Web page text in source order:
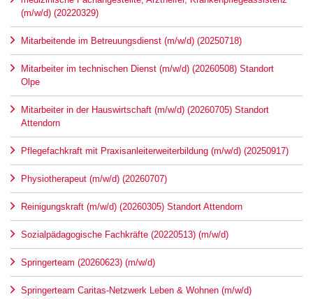
(m/w/d) (20220329)
Mitarbeitende im Betreuungsdienst (m/w/d) (20250718)
Mitarbeiter im technischen Dienst (m/w/d) (20260508) Standort
Olpe
Mitarbeiter in der Hauswirtschaft (m/w/d) (20260705) Standort
Attendorn
Pflegefachkraft mit Praxisanleiterweiterbildung (m/w/d) (20250917)
Physiotherapeut (m/w/d) (20260707)
Reinigungskraft (m/w/d) (20260305) Standort Attendorn
Sozialpädagogische Fachkräfte (20220513) (m/w/d)
Springerteam (20260623) (m/w/d)
Springerteam Caritas-Netzwerk Leben & Wohnen (m/w/d)